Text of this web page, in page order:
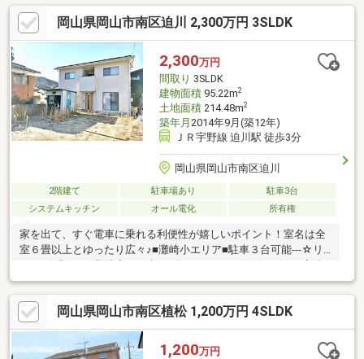
って各種サービス等お得な情報がございます！！※不動産及び不
動産取引に関すご質問等は、お気軽にご連絡下さい。 また資金
計画や住宅ローン等のご相談もお待ちしております。 お客様一
人一人の住まい探しを、ご希望に沿った形でお手伝い致しま
す！！
岡山県岡山市南区迫川 2,300万円 3SLDK
2,300万円
間取り 3SLDK
建物面積95.22m2
土地面積214.48m2
築年月 2014年9月(築12年)
ＪＲ宇野線 迫川駅 徒歩3分
岡山県岡山市南区迫川
2階建て 駐車場あり
駐車3台
システムキッチン
オール電化 所有権
家を出て、すぐ電車に乗れる利便性が嬉しいポイント！室名は全
室６畳以上とゆったり広々♪■灘崎小エリア■駐車３台可能---☆リ
ョービプラッツ灘崎店まで車で3分（1710ｍ）☆ザグザグ西高崎
店まで車で6分（2730ｍ）☆松木内科まで徒歩7分（530ｍ）☆迫
川郵便局まで徒歩5分（350ｍ）
岡山県岡山市南区植松 1,200万円 4SLDK
1,200万円